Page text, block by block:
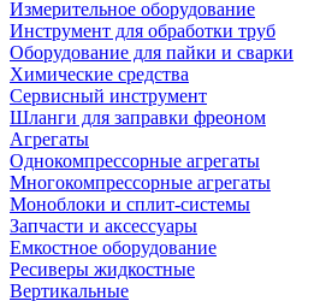
Измерительное оборудование
Инструмент для обработки труб
Оборудование для пайки и сварки
Химические средства
Сервисный инструмент
Шланги для заправки фреоном
Агрегаты
Однокомпрессорные агрегаты
Многокомпрессорные агрегаты
Моноблоки и сплит-системы
Запчасти и аксессуары
Емкостное оборудование
Ресиверы жидкостные
Вертикальные